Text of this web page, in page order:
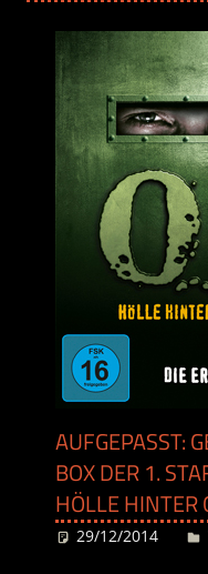
AUFGEPASST:
BOX DER 1.
HÖLLE HINTER
29/12/2014